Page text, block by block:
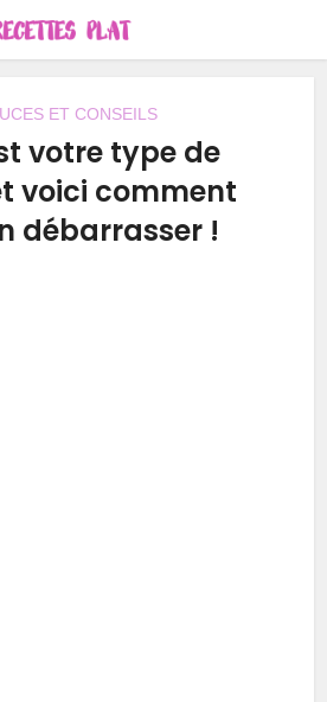
ET CONSEILS
votre type de
voici comment
débarrasser !